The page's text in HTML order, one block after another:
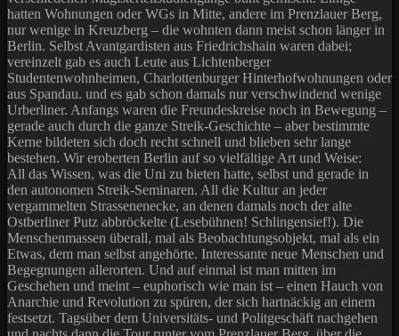
hatten Wohnungen oder WGs in Mitte, andere im Prenzlauer Berg,
nur wenige in Kreuzberg – die wohnten dann meist schon länger in
Berlin. Selbst Avantgardisten aus Friedrichshain waren dabei;
vereinzelt gab es auch Leute aus Lichtenberger
Studentenwohnheimen, Charlottenburger Hinterhofwohnungen oder
aus Spandau. und es gab schon damals nur verschwindend wenige
Urberliner. Anfangs waren die Freundeskreise noch in Bewegung –
gerade auch durch die ganze Streik-Geschichte – aber bestimmte
Kerne bildeten sich doch recht schnell und blieben sehr lange
bestehen. Wir eroberten Berlin auf so vielfältige Art und Weise:
All das Wissen, was die Uni zu bieten hatte, selbst und gerade in
den autonomen Streik-Seminaren. All die Kultur an jeder
vergammelten Strassenenecke, an denen damals noch der alte
Ostberliner Putz abbröckelte (Lesebühnen! Schlingensief!). Die
Menschenmassen überall, mal als Beobachtungsobjekt, mal als ein
Etwas, dem man selbst angehörte. Interessante neue Menschen und
Begegnungen allerorten. Und auf einmal ist man mitten im
Geschehen und meint – euphorisch wie man ist – einen Hauch von
Anarchie und Revolution zu spüren, der sich hartnäckig an einem
festsetzt. Tagsüber dem Universitäts- und Politgeschäft nachgehen